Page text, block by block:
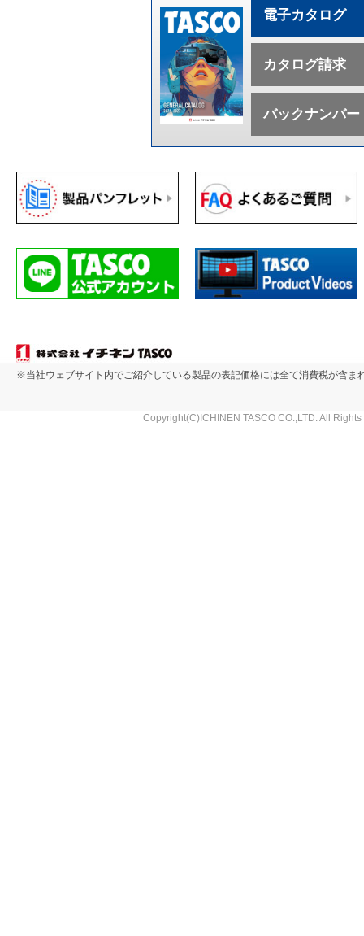
電子カタログ
カタログ請求
バックナンバー
※当社ウェブサイト内でご紹介している製品の表記価格には全て消費税が含ま
Copyright(C)ICHINEN TASCO CO.,LTD. All